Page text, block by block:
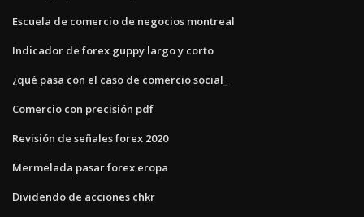
Escuela de comercio de negocios montreal
Indicador de forex guppy largo y corto
¿qué pasa con el caso de comercio social_
Comercio con precisión pdf
Revisión de señales forex 2020
Mermelada pasar forex eropa
Dividendo de acciones chkr